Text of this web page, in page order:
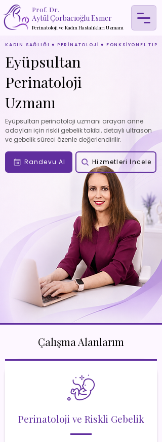
Prof. Dr.
Aytül Çorbacıoğlu Esmer
Perinatoloji ve Kadın Hastalıkları Uzmanı
KADIN SAĞLIĞI ● PERİNATOLOJİ ● FONKSİYONEL TIP
Eyüpsultan
Perinatoloji
Uzmanı
Eyüpsultan perinatoloji uzmanı arayan anne
adayları için riskli gebelik takibi, detaylı ultrason
ve gebelik süreci özenle değerlendirilir.
Randevu Al Hizmetleri İncele
Çalışma Alanlarım
Perinatoloji ve Riskli Gebelik